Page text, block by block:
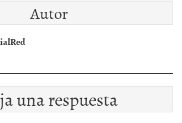
lobby de banqueros
Autor
una respuesta